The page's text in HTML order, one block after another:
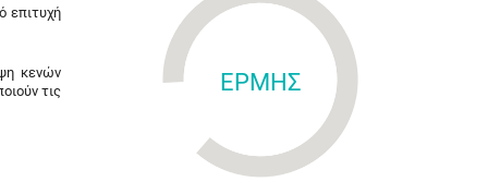
επιτυχή
κενών
τις
ΕΡΜΗΣ